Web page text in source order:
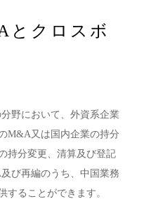
とクロスボ
野において、外資系企業
M&A又は国内企業の持分
持分変更、清算及び登記
び再編のうち、中国業務
することができます。